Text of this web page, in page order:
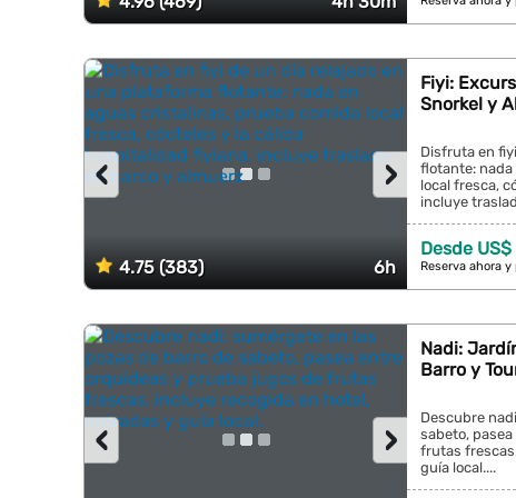
4.75 (383) 6h
›
‹
Fiyi:
Snorkel y
Disfruta en
flotante: nada
local fresca,
incluye
Desde
Reserva ahora
›
‹
Nadi:
Barro y
Descubre
sabeto,
frutas
guía local....